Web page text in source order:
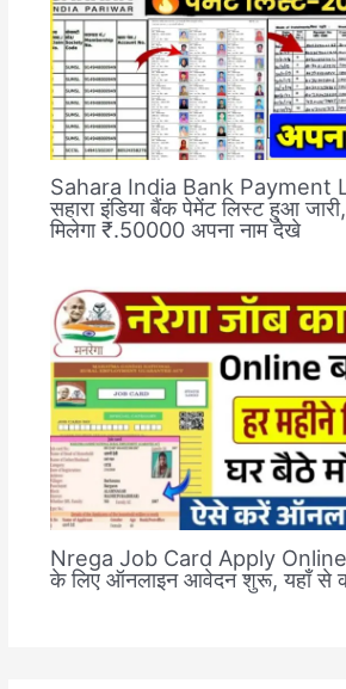
Sahara India Bank Payment
सहारा इंडिया बैंक पेमेंट लिस्ट हुआ
मिलेगा ₹.50000 अपना नाम देखे
Nrega Job Card Apply Online:
के लिए ऑनलाइन आवेदन शुरू, यहाँ से